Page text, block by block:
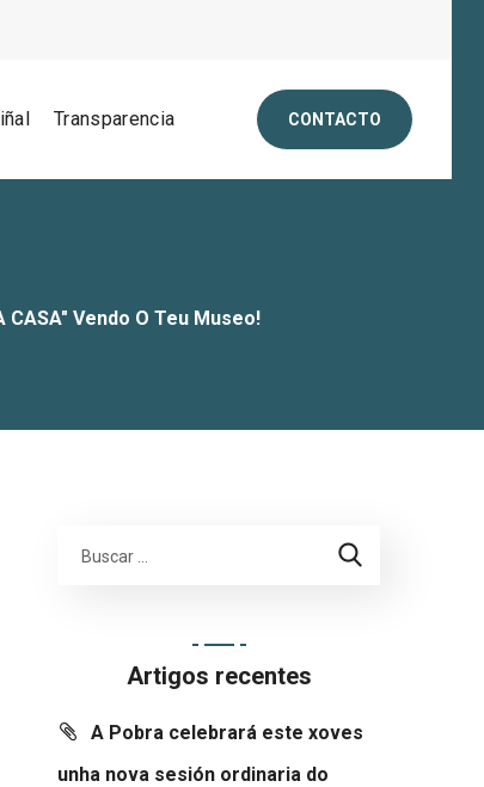
Transparencia CONTACTO
Vendo O Teu Museo!
Artigos recentes
A Pobra celebrará este xoves
unha nova sesión ordinaria do